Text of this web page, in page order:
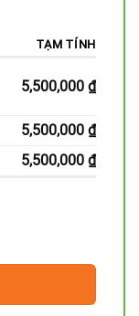
TẠM TÍNH
5,500,000 ₫
5,500,000 ₫
5,500,000 ₫